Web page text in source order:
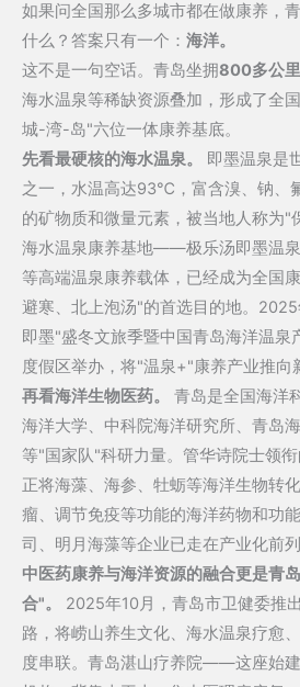
如果问全国那么多城市都在做康养，
什么？答案只有一个： 海洋。
这不是一句空话。青岛坐拥800多公
海水温泉等稀缺资源叠加，形成了全
城-湾-岛"六位一体康养基底。
先看最硬核的海水温泉。
即墨温泉是
之一，水温高达93℃，富含溴、钠、
的矿物质和微量元素，被当地人称为"
海水温泉康养基地——极乐汤即墨温
等高端温泉康养载体，已经成为全国
避寒、北上泡汤"的首选目的地。
即墨"盛冬文旅季暨中国青岛海洋温泉
度假区举办，将"温泉+"康养产业推向
再看海洋生物医药。
青岛是全国海洋
海洋大学、中科院海洋研究所、青岛
等"国家队"科研力量。管华诗院士领
正将海藻、海参、牡蛎等海洋生物转
瘤、调节免疫等功能的海洋药物和功
司、明月海藻等企业已走在产业化前列
中医药康养与海洋资源的融合更是青
合"。
2025年10月，青岛市卫健委推
路，将崂山养生文化、海水温泉疗愈
度串联。青岛湛山疗养院——这座始